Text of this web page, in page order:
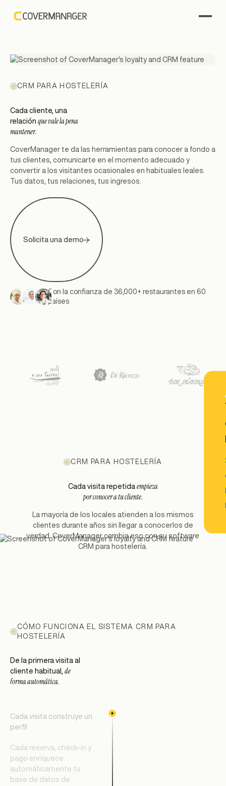
CRM PARA HOSTELERÍA
Cada cliente, una
relación que vale la pena
mantener.
CoverManager te da las herramientas para conocer a fondo a
tus clientes, comunicarte en el momento adecuado y
convertir a los visitantes ocasionales en habituales leales.
Tus datos, tus relaciones, tus ingresos.
Solicita una demo
Con la confianza de 36,000+ restaurantes en 60
países
CRM PARA HOSTELERÍA
Cada visita repetida empieza
por conocer a tu cliente.
La mayoría de los locales atienden a los mismos
clientes durante años sin llegar a conocerlos de
verdad. CoverManager cambia eso con su software
CRM para hostelería.
CÓMO FUNCIONA EL SISTEMA CRM PARA
HOSTELERÍA
De la primera visita al
cliente habitual, de
forma automática.
Cada visita construye un
perfil
Cada reserva, check-in y
pago enriquece
automáticamente tu
base de datos de